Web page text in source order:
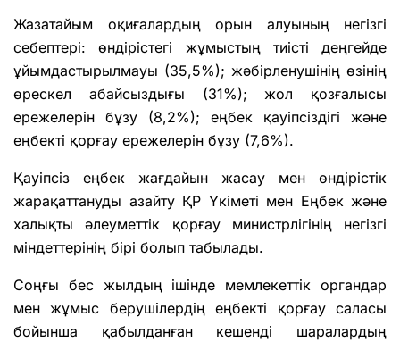
Жазатайым оқиғалардың орын алуының негізгі
себептері: өндірістегі жұмыстың тиісті деңгейде
ұйымдастырылмауы (35,5%); жәбірленушінің өзінің
өрескел абайсыздығы (31%); жол қозғалысы
ережелерін бұзу (8,2%); еңбек қауіпсіздігі және
еңбекті қорғау ережелерін бұзу (7,6%).
Қауіпсіз еңбек жағдайын жасау мен өндірістік
жарақаттануды азайту ҚР Үкіметі мен Еңбек және
халықты әлеуметтік қорғау министрлігінің негізгі
міндеттерінің бірі болып табылады.
Соңғы бес жылдың ішінде мемлекеттік органдар
мен жұмыс берушілердің еңбекті қорғау саласы
бойынша қабылданған кешенді шаралардың